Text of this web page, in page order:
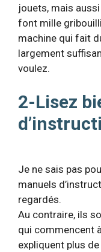
jouets, mais
font mille
machine qui fait
largement
voulez.
2-Lisez
Je ne sais pas
manuels
regardés.
Au contraire, ils
qui commencent
expliquent plus